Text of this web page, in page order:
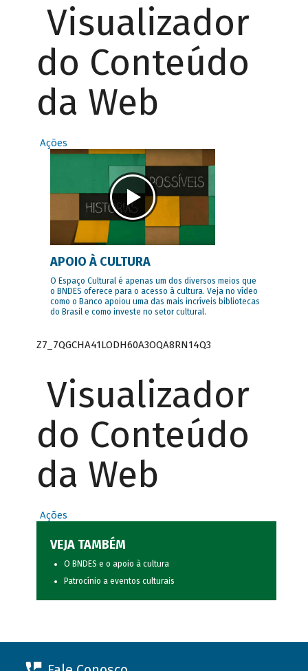
Visualizador
do Conteúdo
da Web
Ações
APOIO À CULTURA
O Espaço Cultural é apenas um dos diversos meios que
o BNDES oferece para o acesso à cultura. Veja no vídeo
como o Banco apoiou uma das mais incríveis bibliotecas
do Brasil e como investe no setor cultural.
Z7_7QGCHA41LODH60A3OQA8RN14Q3
Visualizador
do Conteúdo
da Web
Ações
VEJA TAMBÉM
O BNDES e o apoio à cultura
Patrocínio a eventos culturais